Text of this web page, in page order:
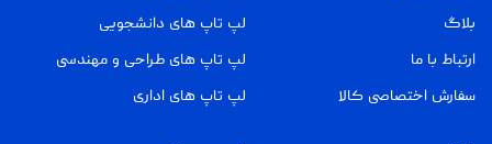
بلاگ
ارتباط با ما
سفارش اختصاصی کالا
لپ تاپ های دانشجویی
لپ تاپ های طراحی و مهندسی
لپ تاپ های اداری